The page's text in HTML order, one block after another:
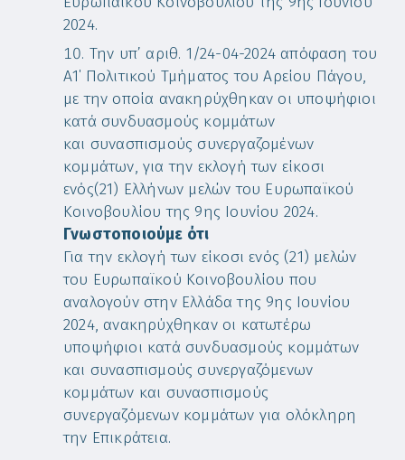
2024.
Την υπ’ αριθ. 1/24-04-2024 απόφαση του
Α1΄ Πολιτικού Τμήματος του Αρείου Πάγου,
με την οποία ανακηρύχθηκαν οι υποψήφιοι
κατά συνδυασμούς κομμάτων
και συνασπισμούς συνεργαζομένων
κομμάτων, για την εκλογή των είκοσι
ενός(21) Ελλήνων μελών του Ευρωπαϊκού
Κοινοβουλίου της 9ης Ιουνίου 2024.
Γνωστοποιούμε ότι
Για την εκλογή των είκοσι ενός (21) μελών
του Ευρωπαϊκού Κοινοβουλίου που
αναλογούν στην Ελλάδα της 9ης Ιουνίου
2024, ανακηρύχθηκαν οι κατωτέρω
υποψήφιοι κατά συνδυασμούς κομμάτων
και συνασπισμούς συνεργαζόμενων
κομμάτων και συνασπισμούς
συνεργαζόμενων κομμάτων για ολόκληρη
την Επικράτεια.